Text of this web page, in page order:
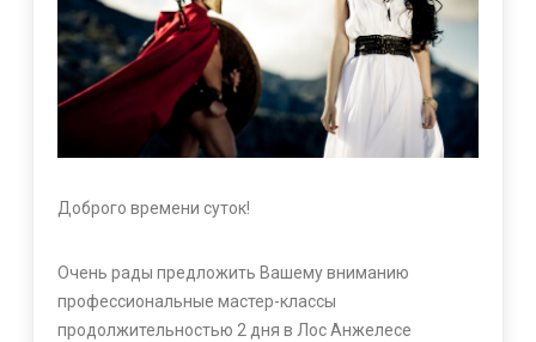
Доброго времени суток!
Очень рады предложить Вашему вниманию
профессиональные мастер-классы
продолжительностью 2 дня в Лос Анжелесе